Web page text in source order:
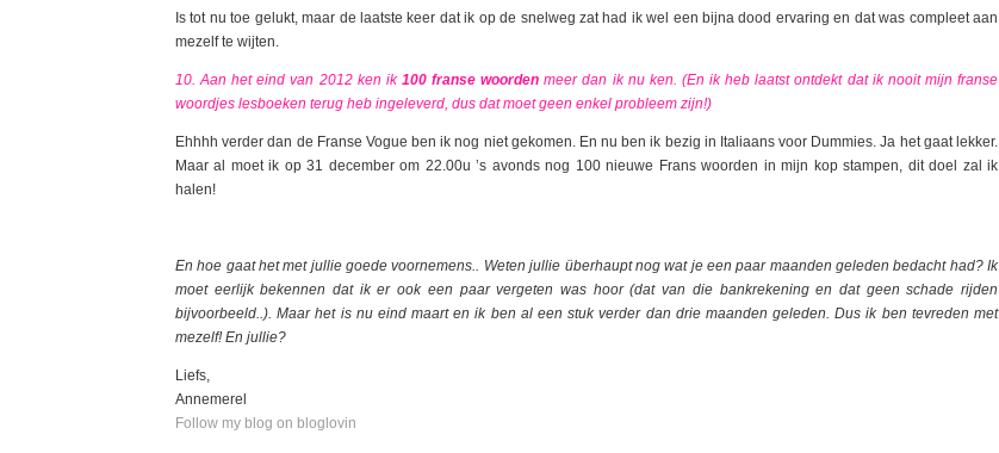
Is tot nu toe gelukt, maar de laatste keer dat ik op de snelweg zat had ik wel een bijna dood ervaring en dat was compleet aan
mezelf te wijten.
10. Aan het eind van 2012 ken ik 100 franse woorden meer dan ik nu ken. (En ik heb laatst ontdekt dat ik nooit mijn franse
woordjes lesboeken terug heb ingeleverd, dus dat moet geen enkel probleem zijn!)
Ehhhh verder dan de Franse Vogue ben ik nog niet gekomen. En nu ben ik bezig in Italiaans voor Dummies. Ja het gaat lekker.
Maar al moet ik op 31 december om 22.00u ’s avonds nog 100 nieuwe Frans woorden in mijn kop stampen, dit doel zal ik
halen!
En hoe gaat het met jullie goede voornemens.. Weten jullie überhaupt nog wat je een paar maanden geleden bedacht had? Ik
moet eerlijk bekennen dat ik er ook een paar vergeten was hoor (dat van die bankrekening en dat geen schade rijden
bijvoorbeeld..). Maar het is nu eind maart en ik ben al een stuk verder dan drie maanden geleden. Dus ik ben tevreden met
mezelf! En jullie?
Liefs,
Annemerel
Follow my blog on bloglovin